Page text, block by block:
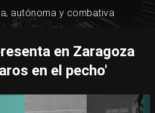
autónoma y combativa
en Zaragoza
en el pecho'